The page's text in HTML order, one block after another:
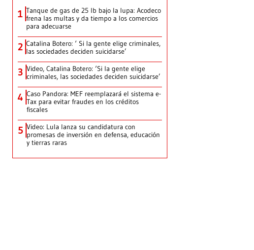
1 Tanque de gas de 25 lb bajo la lupa: Acodeco
frena las multas y da tiempo a los comercios
para adecuarse
2 Catalina Botero: ‘ Si la gente elige criminales,
las sociedades deciden suicidarse’
3 Video, Catalina Botero: ‘Si la gente elige
criminales, las sociedades deciden suicidarse’
4 Caso Pandora: MEF reemplazará el sistema e-
Tax para evitar fraudes en los créditos
fiscales
5 Video: Lula lanza su candidatura con
promesas de inversión en defensa, educación
y tierras raras